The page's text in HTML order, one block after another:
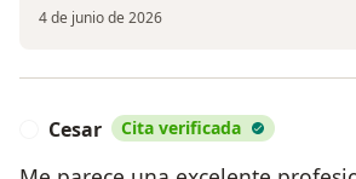
4 de junio de 2026
Cesar Cita verificada